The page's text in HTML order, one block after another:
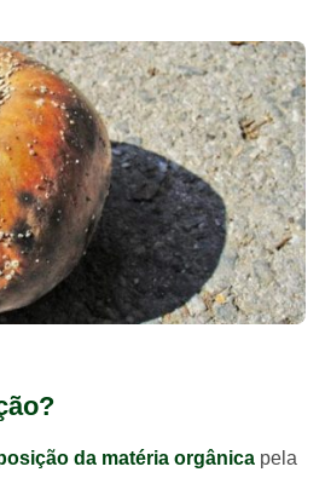
da matéria orgânica pela